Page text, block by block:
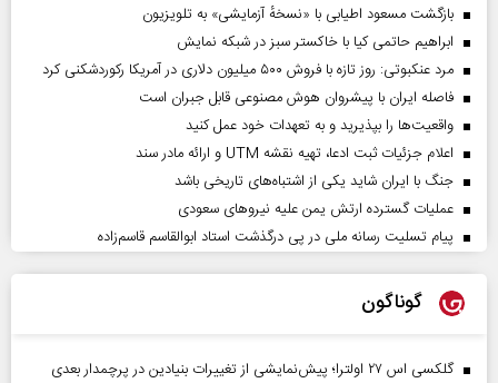
بازگشت مسعود اطیابی با «نسخهٔ آزمایشی» به تلویزیون
ابراهیم حاتمی کیا با خاکستر سبز در شبکه نمایش
مرد عنکبوتی: روز تازه با فروش ۵۰۰ میلیون دلاری در آمریکا رکوردشکنی کرد
فاصله ایران با پیشرو‌ان هوش مصنوعی قابل جبران است
واقعیت‌ها را بپذیرید و به تعهدات خود عمل کنید
اعلام جزئیات ثبت ادعا، تهیه نقشه UTM و ارائه مادر سند
جنگ با ایران شاید یکی از اشتباه‌های تاریخی باشد
عملیات گسترده ارتش یمن علیه نیروهای سعودی
پیام تسلیت رسانه ملی در پی درگذشت استاد ابوالقاسم قاسم‌زاده
گوناگون
گلکسی اس ۲۷ اولترا؛ پیش‌نمایشی از تغییرات بنیادین در پرچمدار بعدی